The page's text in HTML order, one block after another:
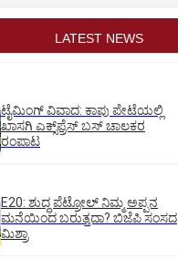
LATEST NEWS
ಟೈಮಿಂಗ್‌ ವಿವಾದ: ಕಾಪು ಪೇಟೆಯಲ್ಲಿ
ಖಾಸಗಿ ಎಕ್ಸ್‌ಪ್ರೆಸ್ ಬಸ್‌ ಚಾಲಕರ
ರಂಪಾಟ
E20: ಶುದ್ಧ ಪೆಟ್ರೋಲ್ ನಿಮ್ಮ ಅಪ್ಪನ
ಮನೆಯಿಂದ ಬರುತ್ತದಾ? ಬಿಜೆಪಿ ಸಂಸದ
ಮಿಶ್ರಾ